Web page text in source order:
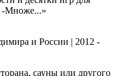
-Множе...»
и России | 2012 -
сауны или другого